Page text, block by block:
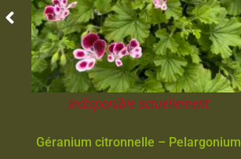
Indisponible actuellement
Géranium citronnelle – Pelargonium